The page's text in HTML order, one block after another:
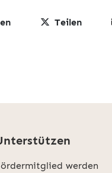
Teilen
werden